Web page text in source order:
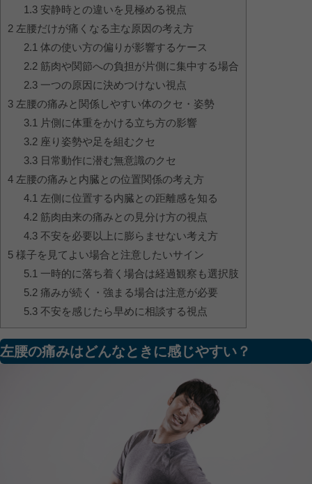
1.3安静時との違いを見極める視点
2 左腰だけが痛くなる主な原因の考え方
2.1 体の使い方の偏りが影響するケース
2.2筋肉や関節への負担が片側に集中する場合
2.3一つの原因に決めつけない視点
3 左腰の痛みと関係しやすい体のクセ・姿勢
3.1 片側に体重をかける立ち方の影響
3.2座り姿勢や足を組むクセ
3.3日常動作に潜む無意識のクセ
4 左腰の痛みと内臓との位置関係の考え方
4.1 左側に位置する内臓との距離感を知る
4.2筋肉由来の痛みとの見分け方の視点
4.3不安を必要以上に膨らませない考え方
5 様子を見てよい場合と注意したいサイン
5.1 一時的に落ち着く場合は経過観察も選択肢
5.2痛みが続く・強まる場合は注意が必要
5.3不安を感じたら早めに相談する視点
左腰の痛みはどんなときに感じやすい？